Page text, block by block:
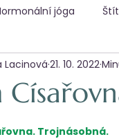
jóga
Lacinová 21. 10. 2022
Trojnásobná.